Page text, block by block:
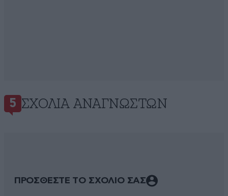
5 ΣΧΌΛΙΑ ΑΝΑΓΝΩΣΤΏΝ
ΠΡΟΣΘΕΣΤΕ ΤΟ ΣΧΟΛΙΟ ΣΑΣ